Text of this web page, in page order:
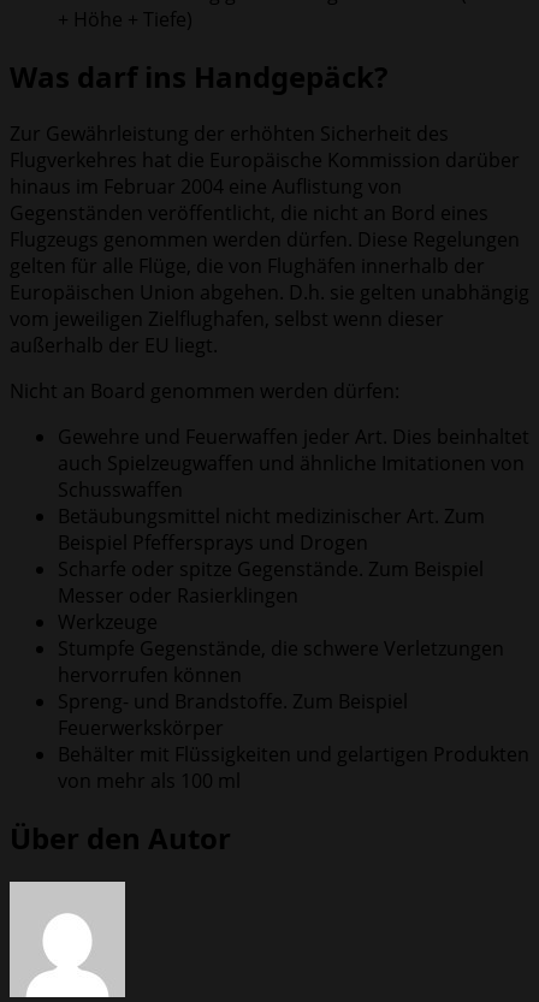
+ Höhe + Tiefe)
Was darf ins Handgepäck?
Zur Gewährleistung der erhöhten Sicherheit des
Flugverkehres hat die Europäische Kommission darüber
hinaus im Februar 2004 eine Auflistung von
Gegenständen veröffentlicht, die nicht an Bord eines
Flugzeugs genommen werden dürfen. Diese Regelungen
gelten für alle Flüge, die von Flughäfen innerhalb der
Europäischen Union abgehen. D.h. sie gelten unabhängig
vom jeweiligen Zielflughafen, selbst wenn dieser
außerhalb der EU liegt.
Nicht an Board genommen werden dürfen:
Gewehre und Feuerwaffen jeder Art. Dies beinhaltet
auch Spielzeugwaffen und ähnliche Imitationen von
Schusswaffen
Betäubungsmittel nicht medizinischer Art. Zum
Beispiel Pfeffersprays und Drogen
Scharfe oder spitze Gegenstände. Zum Beispiel
Messer oder Rasierklingen
Werkzeuge
Stumpfe Gegenstände, die schwere Verletzungen
hervorrufen können
Spreng- und Brandstoffe. Zum Beispiel
Feuerwerkskörper
Behälter mit Flüssigkeiten und gelartigen Produkten
von mehr als 100 ml
Über den Autor